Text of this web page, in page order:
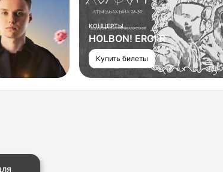
КОНЦЕРТЫ
HOLBON! ERGI:R
Купить билеты